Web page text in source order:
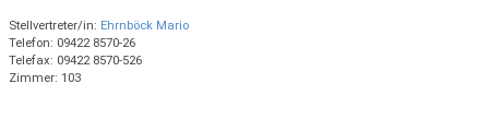
Stellvertreter/in: Ehrnböck Mario
Telefon: 09422 8570-26
Telefax: 09422 8570-526
Zimmer: 103